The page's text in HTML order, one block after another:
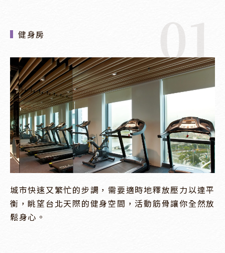
健身房 01
城市快速又繁忙的步調，需要適時地釋放壓力以達平
衡，眺望台北天際的健身空間，活動筋骨讓你全然放
鬆身心。